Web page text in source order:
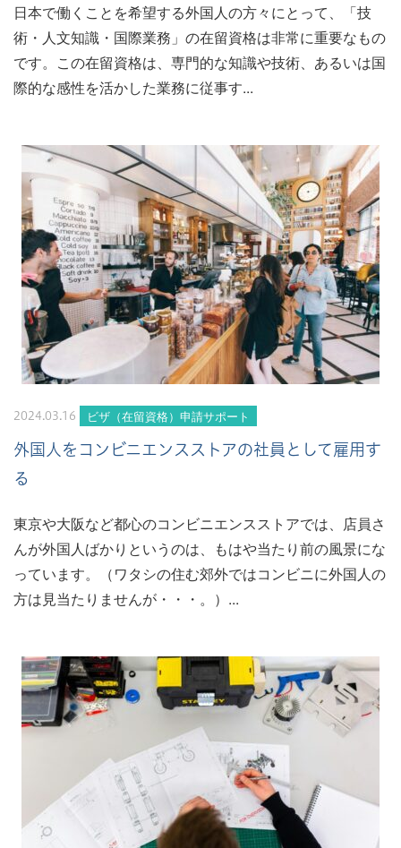
日本で働くことを希望する外国人の方々にとって、「技
術・人文知識・国際業務」の在留資格は非常に重要なもの
です。この在留資格は、専門的な知識や技術、あるいは国
際的な感性を活かした業務に従事す...
2024.03.16 ビザ（在留資格）申請サポート
外国人をコンビニエンスストアの社員として雇用す
る
東京や大阪など都心のコンビニエンスストアでは、店員さ
んが外国人ばかりというのは、もはや当たり前の風景にな
っています。（ワタシの住む郊外ではコンビニに外国人の
方は見当たりませんが・・・。）...